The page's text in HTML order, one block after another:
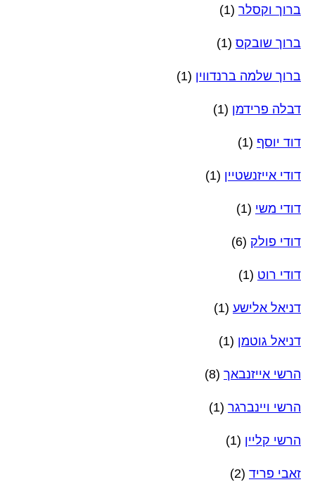
ברוך וקסלר (1)
ברוך שובקס (1)
ברוך שלמה ברנדווין (1)
דבלה פרידמן (1)
דוד יוסף (1)
דודי אייזנשטיין (1)
דודי משי (1)
דודי פולק (6)
דודי רוט (1)
דניאל אלישע (1)
דניאל גוטמן (1)
הרשי אייזנבאך (8)
הרשי ויינברגר (1)
הרשי קליין (1)
זאבי פריד (2)